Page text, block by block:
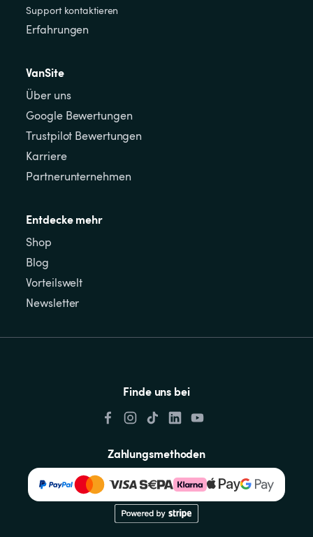
Support kontaktieren
Erfahrungen
VanSite
Über uns
Google Bewertungen
Trustpilot Bewertungen
Karriere
Partnerunternehmen
Entdecke mehr
Shop
Blog
Vorteilswelt
Newsletter
Finde uns bei
Zahlungsmethoden